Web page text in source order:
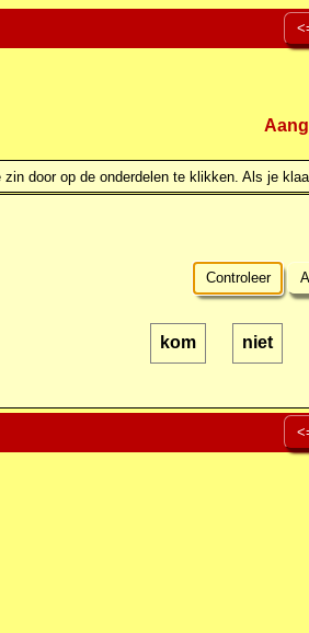
zin door op de onderdelen te klikken. Als je
Controleer
kom niet